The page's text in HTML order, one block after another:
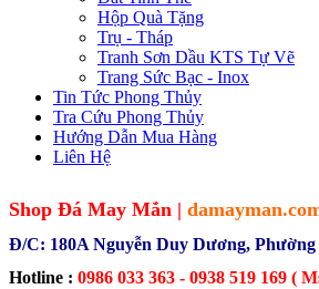
Hộp Quà Tặng
Trụ - Tháp
Tranh Sơn Dầu KTS Tự Vẽ
Trang Sức Bạc - Inox
Tin Tức Phong Thủy
Tra Cứu Phong Thủy
Hướng Dẫn Mua Hàng
Liên Hệ
Shop Đá May Mắn |
Đ/C: 180A Nguyễn Duy Dương,
Hotline : 0986 033 363 - 0938 519 169 (